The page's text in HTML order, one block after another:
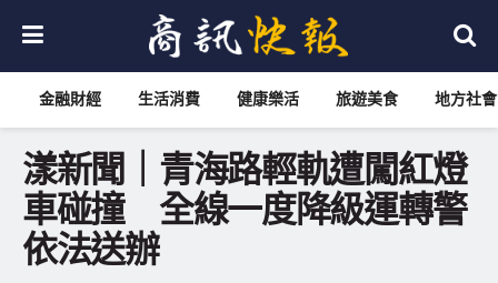
金融財經 生活消費 健康樂活 旅遊美食 地方社會
漾新聞｜青海路輕軌遭闖紅燈
車碰撞 全線一度降級運轉警
依法送辦